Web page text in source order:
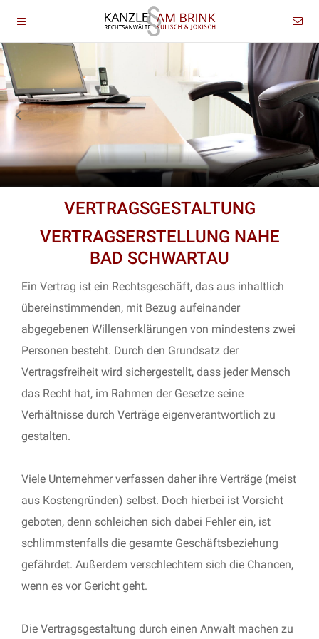
VERTRAGSGESTALTUNG
VERTRAGSERSTELLUNG NAHE
BAD SCHWARTAU
Ein Vertrag ist ein Rechtsgeschäft, das aus inhaltlich
übereinstimmenden, mit Bezug aufeinander
abgegebenen Willenserklärungen von mindestens zwei
Personen besteht. Durch den Grundsatz der
Vertragsfreiheit wird sichergestellt, dass jeder Mensch
das Recht hat, im Rahmen der Gesetze seine
Verhältnisse durch Verträge eigenverantwortlich zu
gestalten.
Viele Unternehmer verfassen daher ihre Verträge (meist
aus Kostengründen) selbst. Doch hierbei ist Vorsicht
geboten, denn schleichen sich dabei Fehler ein, ist
schlimmstenfalls die gesamte Geschäftsbeziehung
gefährdet. Außerdem verschlechtern sich die Chancen,
wenn es vor Gericht geht.
Die Vertragsgestaltung durch einen Anwalt machen zu